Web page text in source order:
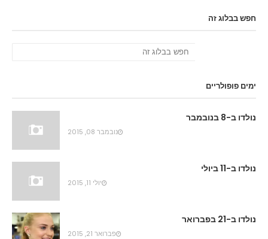
חפש בבלוג זה
ימים פופולריים
נולדו ב-8 בנובמבר
נובמבר 08, 2015
נולדו ב-11 ביולי
יולי 11, 2015
נולדו ב-21 בפברואר
פברואר 21, 2015